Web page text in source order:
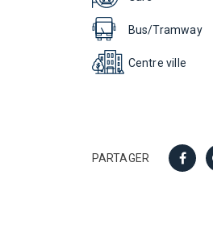
Bus/Tramway
Centre ville
PARTAGER